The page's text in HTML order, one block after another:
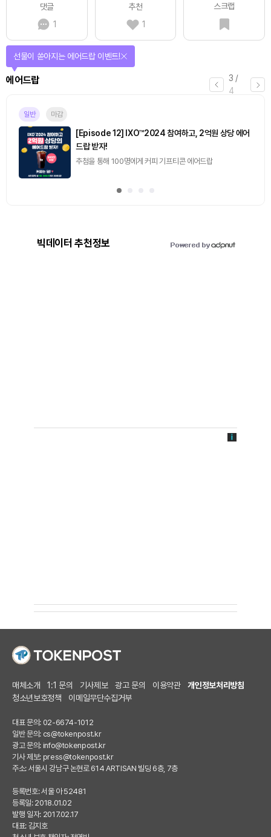
댓글
1
추천
1
스크랩
3 /
4
에어드랍
선물이 쏟아지는 에어드랍 이벤트!
일반 마감
[Episode 12] IXO™2024 참여하고, 2억원 상당 에어
드랍 받자!
추첨을 통해 100명에게 커피 기프티콘 에어드랍
빅데이터 추천정보
매체소개 1:1 문의 기사제보 광고 문의 이용약관
개인정보처리방침
청소년보호정책
이메일무단수집거부
대표 문의: 02-6674-1012
일반 문의: cs@tokenpost.kr
광고 문의: info@tokenpost.kr
기사 제보: press@tokenpost.kr
주소: 서울시 강남구 논현로 614 ARTISAN 빌딩 6층, 7층
등록번호: 서울 아 52481
등록일: 2018.01.02
발행 일자: 2017.02.17
대표: 김지호